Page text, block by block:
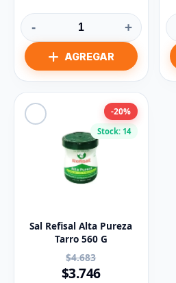
- +
Stock: 14
-20%
Sal Refisal Alta Pureza
Tarro 560 G
$4.683
$3.746